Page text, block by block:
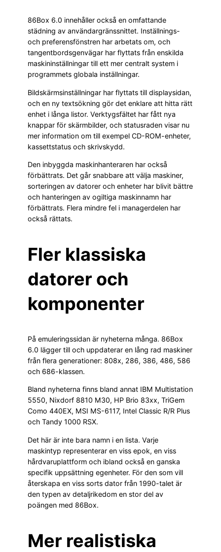
86Box 6.0 innehåller också en omfattande
städning av användargränssnittet. Inställnings-
och preferensfönstren har arbetats om, och
tangentbordsgenvägar har flyttats från enskilda
maskininställningar till ett mer centralt system i
programmets globala inställningar.
Bildskärmsinställningar har flyttats till displaysidan,
och en ny textsökning gör det enklare att hitta rätt
enhet i långa listor. Verktygsfältet har fått nya
knappar för skärmbilder, och statusraden visar nu
mer information om till exempel CD-ROM-enheter,
kassettstatus och skrivskydd.
Den inbyggda maskinhanteraren har också
förbättrats. Det går snabbare att välja maskiner,
sorteringen av datorer och enheter har blivit bättre
och hanteringen av ogiltiga maskinnamn har
förbättrats. Flera mindre fel i managerdelen har
också rättats.
Fler klassiska
datorer och
komponenter
På emuleringssidan är nyheterna många. 86Box
6.0 lägger till och uppdaterar en lång rad maskiner
från flera generationer: 808x, 286, 386, 486, 586
och 686-klassen.
Bland nyheterna finns bland annat IBM Multistation
5550, Nixdorf 8810 M30, HP Brio 83xx, TriGem
Como 440EX, MSI MS-6117, Intel Classic R/R Plus
och Tandy 1000 RSX.
Det här är inte bara namn i en lista. Varje
maskintyp representerar en viss epok, en viss
hårdvaruplattform och ibland också en ganska
specifik uppsättning egenheter. För den som vill
återskapa en viss sorts dator från 1990-talet är
den typen av detaljrikedom en stor del av
poängen med 86Box.
Mer realistiska